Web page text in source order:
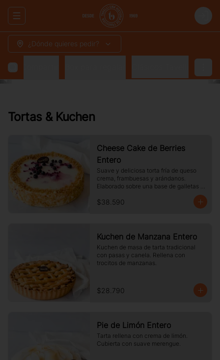
Abrir menu de navegación Login
¿Dónde quieres pedir?
Compartir
Tortas & Kuchen
Cheese Cake de Berries
Entero
Suave y deliciosa torta fría de queso
crema, frambuesas y arándanos.
Elaborado sobre una base de galletas y
$38.590
Kuchen de Manzana Entero
Kuchen de masa de tarta tradicional
con pasas y canela. Rellena con
trocitos de manzanas.
$28.790
Pie de Limón Entero
Tarta rellena con crema de limón.
Cubierta con suave merengue.